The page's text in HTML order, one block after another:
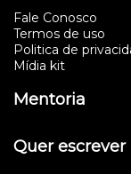
Fale Conosco
Termos de uso
Politica de
Mídia kit
Mentoria
Quer